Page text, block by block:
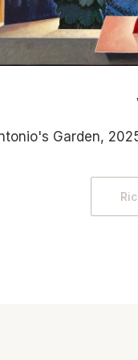
Garden,